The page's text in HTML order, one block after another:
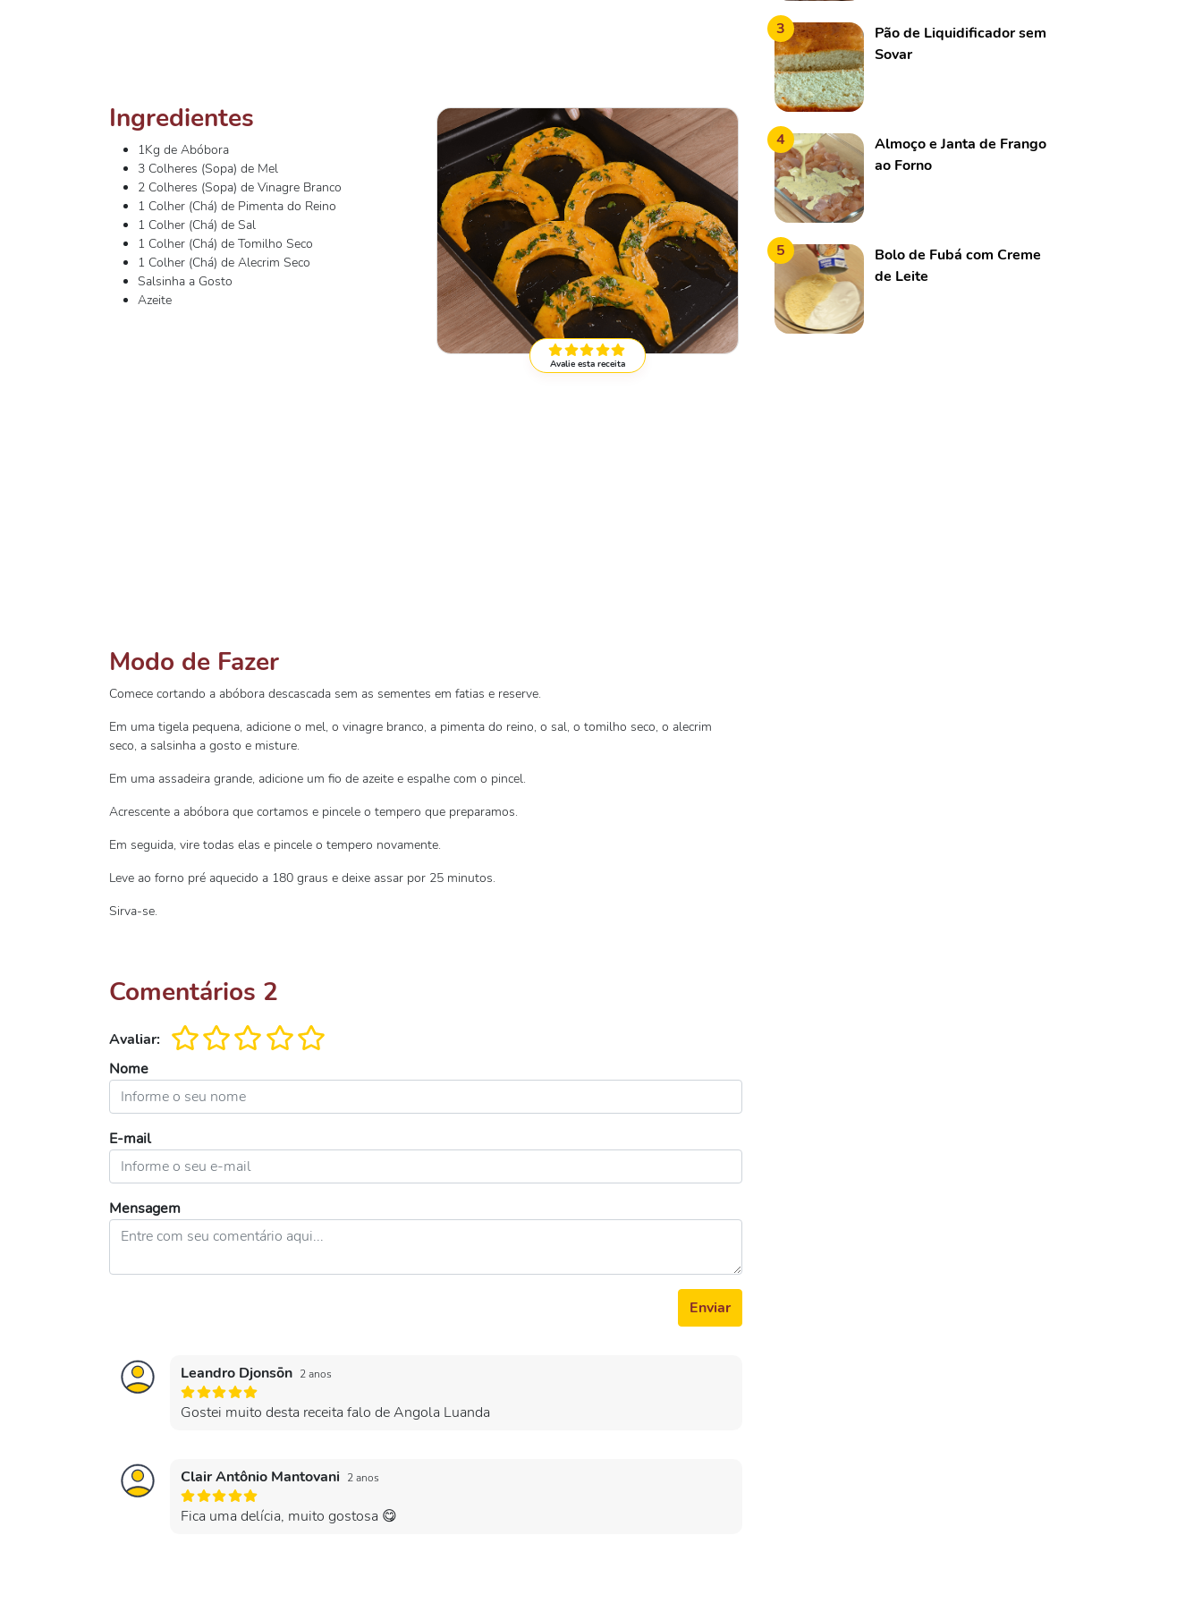
Avalie esta receita
Ingredientes
1Kg de Abóbora
3 Colheres (Sopa) de Mel
2 Colheres (Sopa) de Vinagre Branco
1 Colher (Chá) de Pimenta do Reino
1 Colher (Chá) de Sal
1 Colher (Chá) de Tomilho Seco
1 Colher (Chá) de Alecrim Seco
Salsinha a Gosto
Azeite
Modo de Fazer
Comece cortando a abóbora descascada sem as sementes em fatias e reserve.
Em uma tigela pequena, adicione o mel, o vinagre branco, a pimenta do reino, o sal, o tomilho seco, o alecrim
seco, a salsinha a gosto e misture.
Em uma assadeira grande, adicione um fio de azeite e espalhe com o pincel.
Acrescente a abóbora que cortamos e pincele o tempero que preparamos.
Em seguida, vire todas elas e pincele o tempero novamente.
Leve ao forno pré aquecido a 180 graus e deixe assar por 25 minutos.
Sirva-se.
Comentários 2
Avaliar:
Nome
E-mail
Mensagem
Enviar
Leandro Djonsōn 2 anos
Gostei muito desta receita falo de Angola Luanda
Clair Antônio Mantovani 2 anos
Fica uma delícia, muito gostosa 😋
3
Pão de Liquidificador sem
Sovar
4
Almoço e Janta de Frango
ao Forno
5
Bolo de Fubá com Creme
de Leite